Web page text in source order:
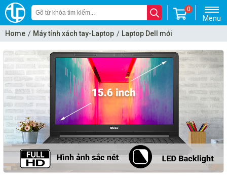
Menu
0
Home Máy tính xách tay-Laptop Laptop Dell mới